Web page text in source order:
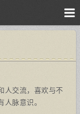
人交流，喜欢与不
脉意识。